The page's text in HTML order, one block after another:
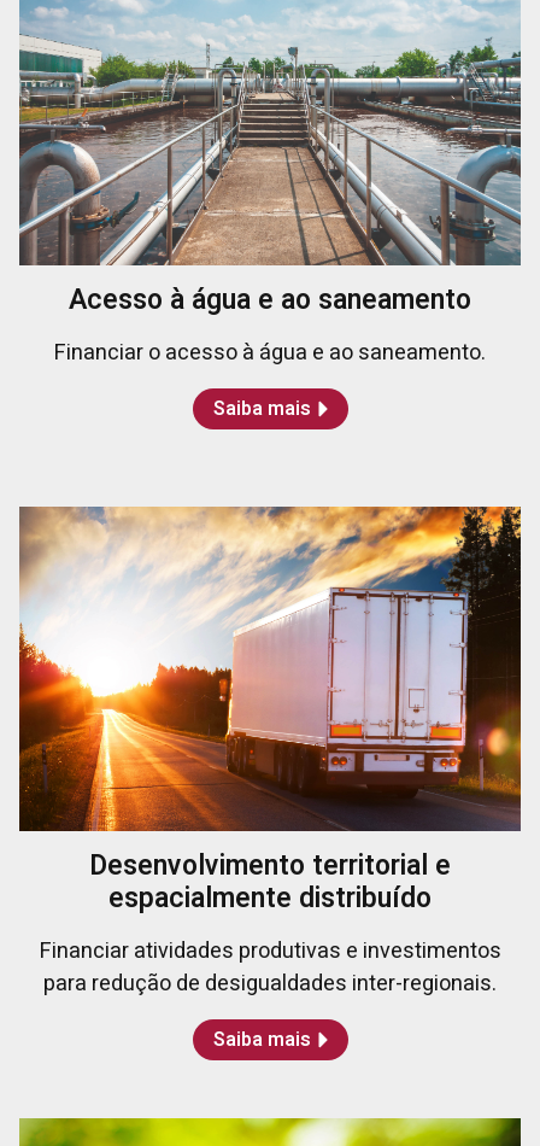
Acesso à água e ao saneamento
Financiar o acesso à água e ao saneamento.
Saiba mais
Desenvolvimento territorial e
espacialmente distribuído
Financiar atividades produtivas e investimentos
para redução de desigualdades inter-regionais.
Saiba mais